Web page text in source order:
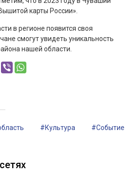
карты России».
в регионе появится своя
смогут увидеть уникальность
нашей области.
#Культура #Событие